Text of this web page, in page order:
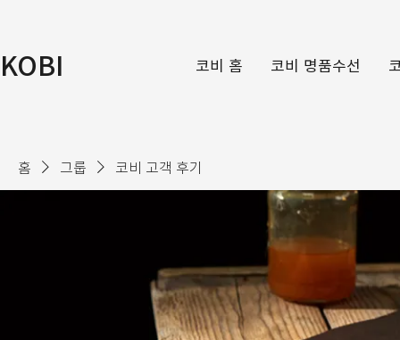
KOBI 코비 홈 코비 명품수선
홈 그룹 코비 고객 후기